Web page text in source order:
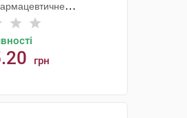
ТОВ (Україна)
грн